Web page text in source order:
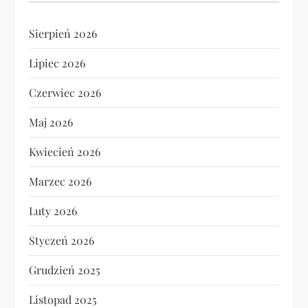
Sierpień 2026
Lipiec 2026
Czerwiec 2026
Maj 2026
Kwiecień 2026
Marzec 2026
Luty 2026
Styczeń 2026
Grudzień 2025
Listopad 2025